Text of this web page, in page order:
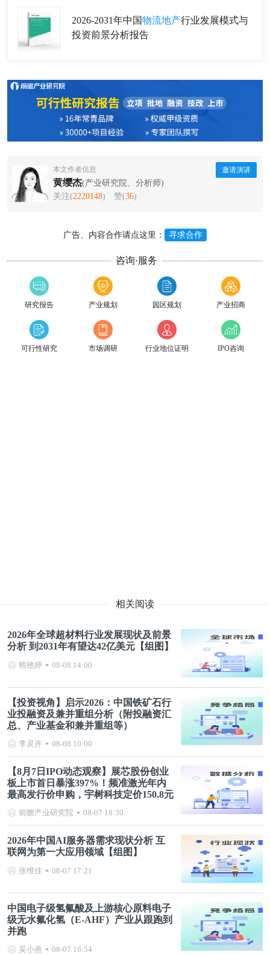
2026-2031年中国物流地产行业发展模式与
投资前景分析报告
本文作者信息
黄缨杰(产业研究院、分析师)
关注(2220148) 赞(36)
邀请演讲
广告、内容合作请点这里： 寻求合作
咨询·服务
研究报告 产业规划 园区规划 产业招商
可行性研究 市场调研 行业地位证明 IPO咨询
相关阅读
2026年全球超材料行业发展现状及前景
分析 到2031年有望达42亿美元【组图】
韩艳婷 08-08 14:00
【投资视角】启示2026：中国铁矿石行
业投融资及兼并重组分析（附投融资汇
总、产业基金和兼并重组等）
李灵卉 08-08 10:00
【8月7日IPO动态观察】展芯股份创业
板上市首日暴涨397%！频准激光年内
最高发行价申购，宇树科技定价150.8元
前瞻产业研究院 08-07 18:30
2026年中国AI服务器需求现状分析 互
联网为第一大应用领域【组图】
张维佳 08-07 17:21
中国电子级氢氟酸及上游核心原料电子
级无水氟化氢（E-AHF）产业从跟跑到
并跑
吴小燕 08-07 16:54